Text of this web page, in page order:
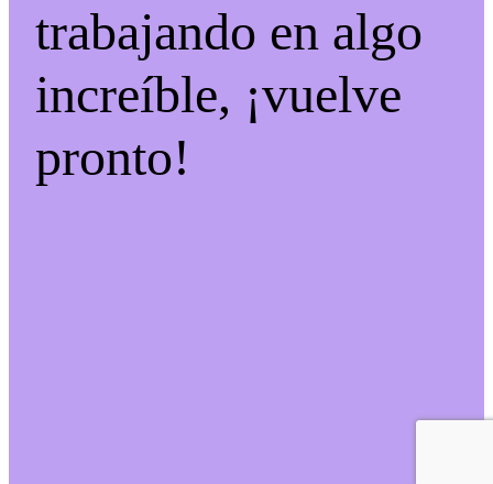
trabajando en algo
increíble, ¡vuelve
pronto!